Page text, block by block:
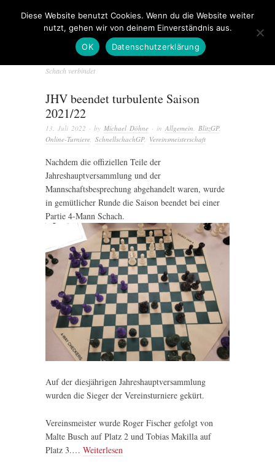
Schach verbindet
JHV beendet turbulente Saison
2021/22
13. Juli 2022 · by Michael Döhne · in Allgemein, BlitzGP,
Online-Turniere, SchnellschachGP, Vereinsmeisterschaft
Nachdem die offiziellen Teile der
Jahreshauptversammlung und der
Mannschaftsbesprechung abgehandelt waren, wurde
in gemütlicher Runde die Saison beendet bei einer
Partie 4-Mann Schach.
Auf der diesjährigen Jahreshauptversammlung
wurden die Sieger der Vereinsturniere gekürt.
Vereinsmeister wurde Roger Fischer gefolgt von
Malte Busch auf Platz 2 und Tobias Makilla auf
Platz 3.… Weiterlesen
Diese Website benutzt Cookies. Wenn du die Website weiter
nutzt, gehen wir von deinem Einverständnis aus.
OK
Datenschutzerklärung